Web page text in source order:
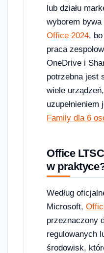
lub działu
wyborem bywa
Office 2024,
praca
OneDrive i
potrzebna jest
wiele
uzupełnieniem
Family dla 6
Office
w
Według
Microsoft,
przeznaczony
regulowanych
środowisk,